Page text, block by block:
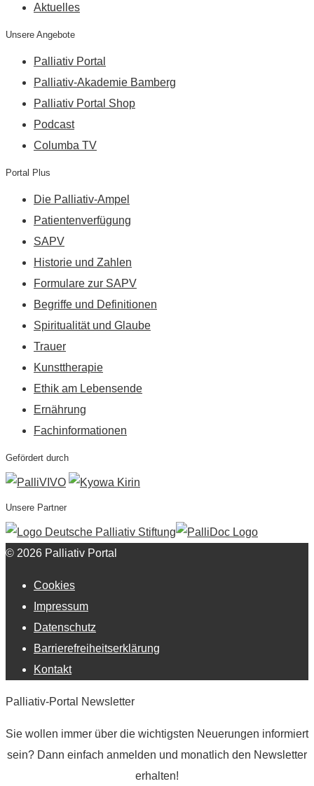
Aktuelles
Unsere Angebote
Palliativ Portal
Palliativ-Akademie Bamberg
Palliativ Portal Shop
Podcast
Columba TV
Portal Plus
Die Palliativ-Ampel
Patientenverfügung
SAPV
Historie und Zahlen
Formulare zur SAPV
Begriffe und Definitionen
Spiritualität und Glaube
Trauer
Kunsttherapie
Ethik am Lebensende
Ernährung
Fachinformationen
Gefördert durch
Unsere Partner
© 2026 Palliativ Portal
Cookies
Impressum
Datenschutz
Barrierefreiheitserklärung
Kontakt
Palliativ-Portal Newsletter
Sie wollen immer über die wichtigsten Neuerungen informiert
sein? Dann einfach anmelden und monatlich den Newsletter
erhalten!